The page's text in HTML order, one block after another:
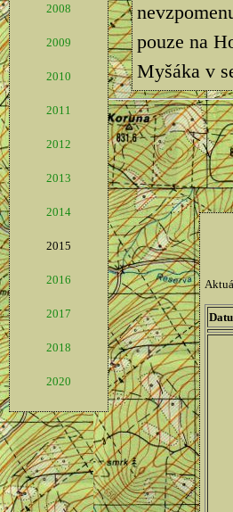
2008
2009
2010
2011
2012
2013
2014
2015
2016
2017
2018
2020
pouze na
Myšáka v